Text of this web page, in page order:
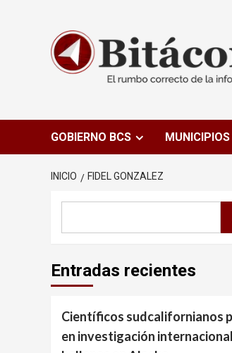
GOBIERNO BCS MUNICIPIOS
INICIO FIDEL GONZALEZ
Entradas recientes
Científicos sudcalifornianos
en investigación